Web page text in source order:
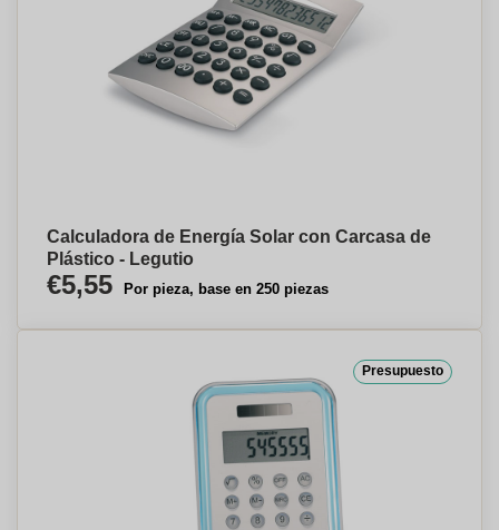
Calculadora de Energía Solar con Carcasa de
Plástico - Legutio
€5,55 Por pieza, base en 250 piezas
Presupuesto